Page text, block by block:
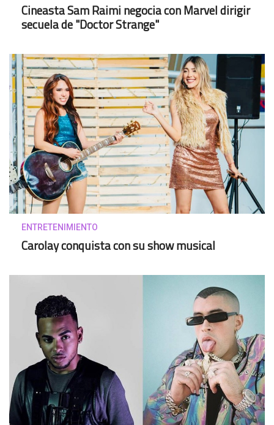
Cineasta Sam Raimi negocia con Marvel dirigir
secuela de "Doctor Strange"
ENTRETENIMIENTO
Carolay conquista con su show musical